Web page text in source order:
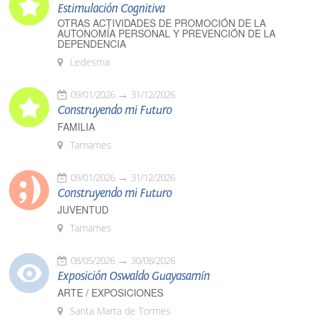
Estimulación Cognitiva
OTRAS ACTIVIDADES DE PROMOCIÓN DE LA
AUTONOMÍA PERSONAL Y PREVENCIÓN DE LA
DEPENDENCIA
Ledesma
09/01/2026 31/12/2026
Construyendo mi Futuro
FAMILIA
Tamames
09/01/2026 31/12/2026
Construyendo mi Futuro
JUVENTUD
Tamames
08/05/2026 30/08/2026
Exposición Oswaldo Guayasamín
ARTE / EXPOSICIONES
Santa Marta de Tormes